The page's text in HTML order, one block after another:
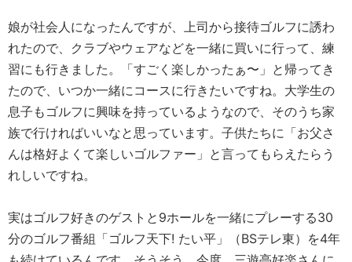
娘が社会人になったんですが、上司から接待ゴルフに誘わ
れたので、クラブやウェアなどを一緒に買いに行って、練
習にも行きました。「すごく楽しかったぁ〜」と帰ってき
たので、いつか一緒にコースに行きたいですね。大学生の
息子もゴルフに興味を持っているようなので、そのうち家
族で行ければいいなと思っています。子供たちに「お父さ
んは格好よくて楽しいゴルファー」と言ってもらえたらう
れしいですね。
実はゴルフ好きのゲストと9ホールを一緒にプレーする30
分のゴルフ番組「ゴルフ天下! たい平」（BSテレ東）を4年